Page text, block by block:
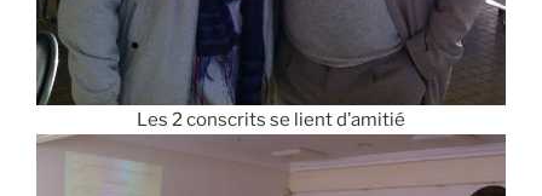
Les 2 conscrits se lient d’amitié